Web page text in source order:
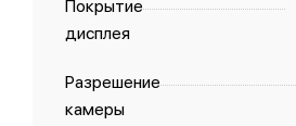
Покрытие
дисплея
Разрешение
камеры